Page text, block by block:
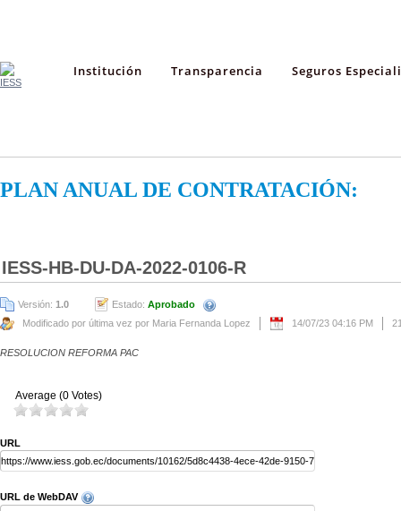
Institución Transparencia Seguros
PLAN ANUAL DE CONTRATACIÓN:
IESS-HB-DU-DA-2022-0106-R
Versión: 1.0 Estado: Aprobado
Modificado por última vez por Maria Fernanda Lopez
14/07/23 04:16 PM
RESOLUCION REFORMA PAC
Average (0 Votes)
URL
URL de WebDAV